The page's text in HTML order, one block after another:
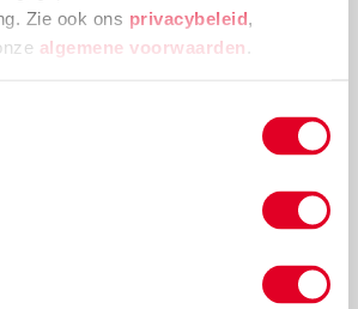
Zie ook ons privacybeleid
algemene voorwaarden
is een echte eyecatcher! Plak
van kerstballen en